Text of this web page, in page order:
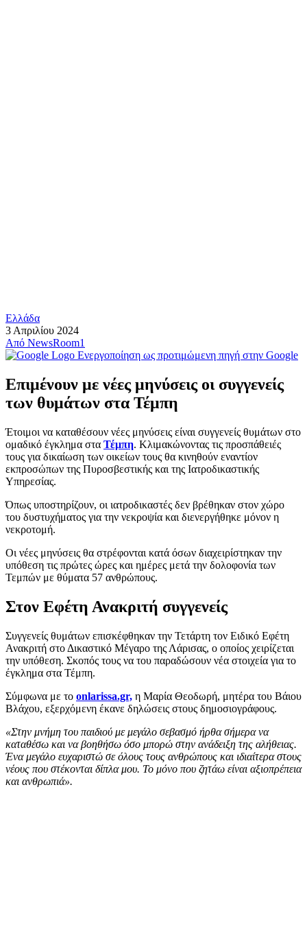
Ελλάδα
3 Απριλίου 2024
Από NewsRoom1
Ενεργοποίηση ως προτιμώμενη πηγή στην Google
Επιμένουν με νέες μηνύσεις οι συγγενείς
των θυμάτων στα Τέμπη
Έτοιμοι να καταθέσουν νέες μηνύσεις είναι συγγενείς θυμάτων στο
ομαδικό έγκλημα στα Τέμπη. Κλιμακώνοντας τις προσπάθειές
τους για δικαίωση των οικείων τους θα κινηθούν εναντίον
εκπροσώπων της Πυροσβεστικής και της Ιατροδικαστικής
Υπηρεσίας.
Όπως υποστηρίζουν, οι ιατροδικαστές δεν βρέθηκαν στον χώρο
του δυστυχήματος για την νεκροψία και διενεργήθηκε μόνον η
νεκροτομή.
Οι νέες μηνύσεις θα στρέφονται κατά όσων διαχειρίστηκαν την
υπόθεση τις πρώτες ώρες και ημέρες μετά την δολοφονία των
Τεμπών με θύματα 57 ανθρώπους.
Στον Εφέτη Ανακριτή συγγενείς
Συγγενείς θυμάτων επισκέφθηκαν την Τετάρτη τον Ειδικό Εφέτη
Ανακριτή στο Δικαστικό Μέγαρο της Λάρισας, ο οποίος χειρίζεται
την υπόθεση. Σκοπός τους να του παραδώσουν νέα στοιχεία για το
έγκλημα στα Τέμπη.
Σύμφωνα με το onlarissa.gr, η Μαρία Θεοδωρή, μητέρα του Βάιου
Βλάχου, εξερχόμενη έκανε δηλώσεις στους δημοσιογράφους.
«Στην μνήμη του παιδιού με μεγάλο σεβασμό ήρθα σήμερα να
καταθέσω και να βοηθήσω όσο μπορώ στην ανάδειξη της αλήθειας.
Ένα μεγάλο ευχαριστώ σε όλους τους ανθρώπους και ιδιαίτερα στους
νέους που στέκονται δίπλα μου. Το μόνο που ζητάω είναι αξιοπρέπεια
και ανθρωπιά».